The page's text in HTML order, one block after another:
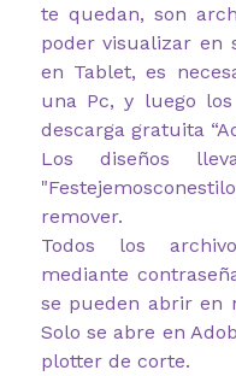
te quedan, son
poder visualizar
en Tablet, es
una Pc, y luego
descarga gratuita
Los diseños
remover.
Todos los
mediante
se pueden abrir en
Solo se abre en
plotter de corte.